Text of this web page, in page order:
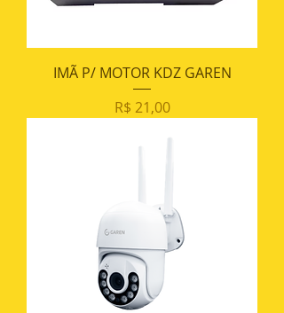
IMÃ P/ MOTOR KDZ GAREN
Preço
R$ 21,00